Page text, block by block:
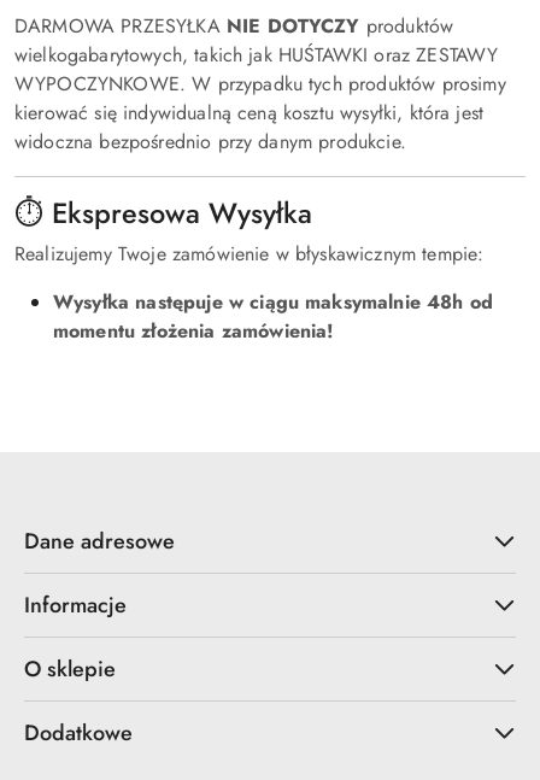
DARMOWA PRZESYŁKA NIE DOTYCZY produktów
wielkogabarytowych, takich jak HUŚTAWKI oraz ZESTAWY
WYPOCZYNKOWE. W przypadku tych produktów prosimy
kierować się indywidualną ceną kosztu wysyłki, która jest
widoczna bezpośrednio przy danym produkcie.
⏱️ Ekspresowa Wysyłka
Realizujemy Twoje zamówienie w błyskawicznym tempie:
Wysyłka następuje w ciągu maksymalnie 48h od
momentu złożenia zamówienia!
Dane adresowe
Informacje
O sklepie
Dodatkowe